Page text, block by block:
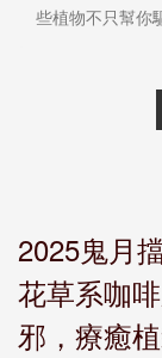
些植物不只幫你
2025鬼月
花草系咖
邪，療癒